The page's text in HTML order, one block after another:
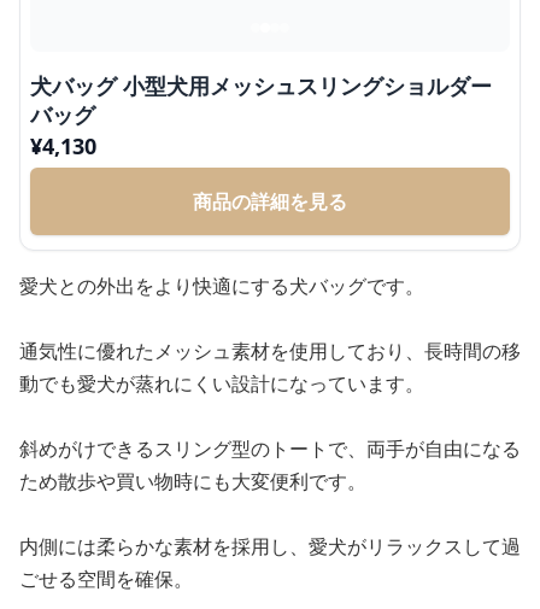
犬バッグ 小型犬用メッシュスリングショルダー
バッグ
¥4,130
商品の詳細を見る
愛犬との外出をより快適にする犬バッグです。
通気性に優れたメッシュ素材を使用しており、長時間の移
動でも愛犬が蒸れにくい設計になっています。
斜めがけできるスリング型のトートで、両手が自由になる
ため散歩や買い物時にも大変便利です。
内側には柔らかな素材を採用し、愛犬がリラックスして過
ごせる空間を確保。